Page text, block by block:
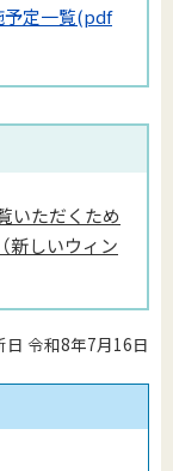
予定一覧(pdf
いただくため
新しいウィン
日 令和8年7月16日